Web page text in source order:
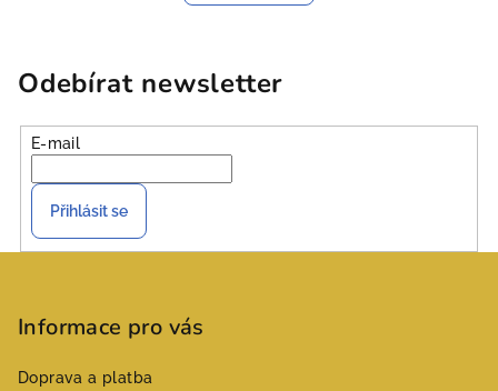
Odebírat newsletter
E-mail
Přihlásit se
Informace pro vás
Doprava a platba